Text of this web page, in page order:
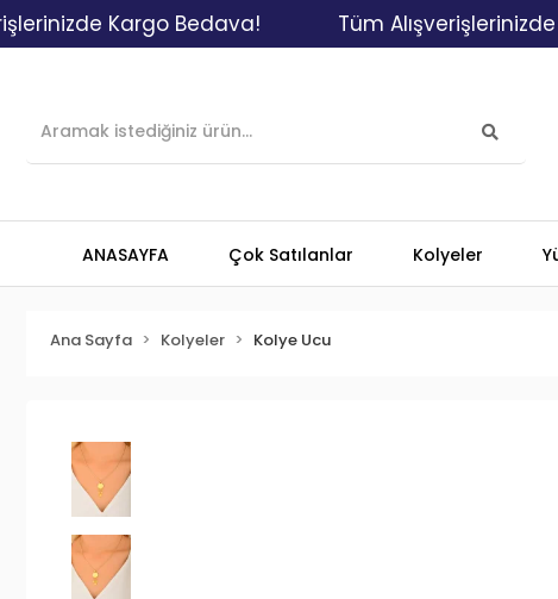
Kargo Bedava! Tüm Alışverişlerinizde
ANASAYFA Çok Satılanlar Kolyeler
Ana Sayfa Kolyeler Kolye Ucu